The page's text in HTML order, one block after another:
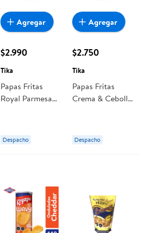
$2.990
Tika
Papas Fritas
Royal Parmesano
Despacho
Agregar
$2.750
Tika
Papas Fritas
Crema & Cebolla
Despacho
Agregar